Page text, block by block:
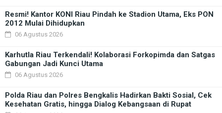
Resmi! Kantor KONI Riau Pindah ke Stadion Utama, Eks PON
2012 Mulai Dihidupkan
06 Agustus 2026
Karhutla Riau Terkendali! Kolaborasi Forkopimda dan Satgas
Gabungan Jadi Kunci Utama
06 Agustus 2026
Polda Riau dan Polres Bengkalis Hadirkan Bakti Sosial, Cek
Kesehatan Gratis, hingga Dialog Kebangsaan di Rupat